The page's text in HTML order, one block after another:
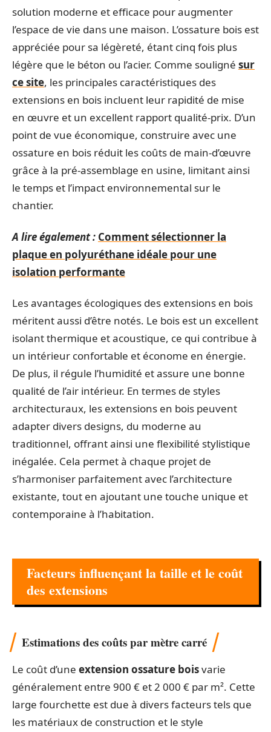
solution moderne et efficace pour augmenter
l’espace de vie dans une maison. L’ossature bois est
appréciée pour sa légèreté, étant cinq fois plus
légère que le béton ou l’acier. Comme souligné sur
ce site, les principales caractéristiques des
extensions en bois incluent leur rapidité de mise
en œuvre et un excellent rapport qualité-prix. D’un
point de vue économique, construire avec une
ossature en bois réduit les coûts de main-d’œuvre
grâce à la pré-assemblage en usine, limitant ainsi
le temps et l’impact environnemental sur le
chantier.
A lire également : Comment sélectionner la
plaque en polyuréthane idéale pour une
isolation performante
Les avantages écologiques des extensions en bois
méritent aussi d’être notés. Le bois est un excellent
isolant thermique et acoustique, ce qui contribue à
un intérieur confortable et économe en énergie.
De plus, il régule l’humidité et assure une bonne
qualité de l’air intérieur. En termes de styles
architecturaux, les extensions en bois peuvent
adapter divers designs, du moderne au
traditionnel, offrant ainsi une flexibilité stylistique
inégalée. Cela permet à chaque projet de
s’harmoniser parfaitement avec l’architecture
existante, tout en ajoutant une touche unique et
contemporaine à l’habitation.
Facteurs influençant la taille et le coût
des extensions
Estimations des coûts par mètre carré
Le coût d’une extension ossature boisvarie
généralement entre 900 € et 2 000 € par m². Cette
large fourchette est due à divers facteurs tels que
les matériaux de construction et le style